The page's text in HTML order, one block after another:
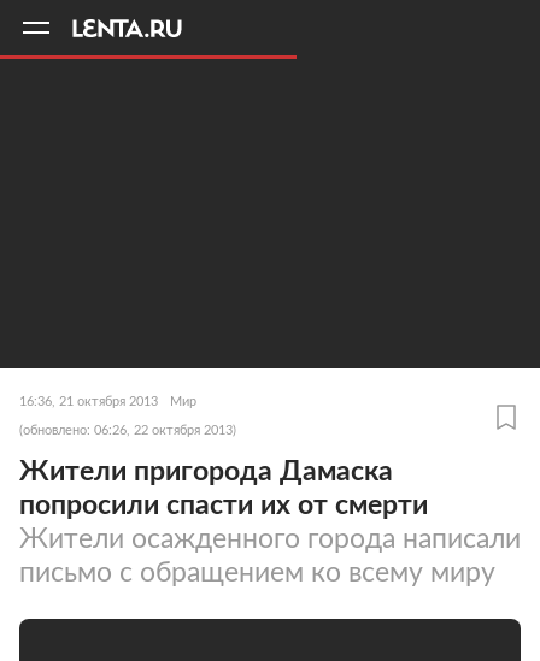
16:36, 21 октября 2013 Мир
(обновлено: 06:26, 22 октября 2013)
Жители пригорода Дамаска
попросили спасти их от смерти
Жители осажденного города написали
письмо с обращением ко всему миру